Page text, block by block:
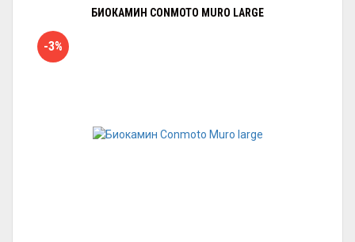
БИОКАМИН CONMOTO MURO LARGE
-3%